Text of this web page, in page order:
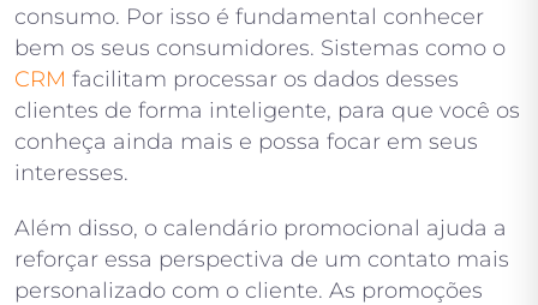
consumo. Por isso é fundamental conhecer
bem os seus consumidores. Sistemas como o
CRM facilitam processar os dados desses
clientes de forma inteligente, para que você os
conheça ainda mais e possa focar em seus
interesses.
Além disso, o calendário promocional ajuda a
reforçar essa perspectiva de um contato mais
personalizado com o cliente. As promoções